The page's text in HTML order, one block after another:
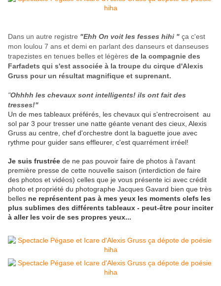
Dans un autre registre "Ehh On voit les fesses hihi " ça c'est
mon loulou 7 ans et demi en parlant des danseurs et danseuses
trapezistes en tenues belles et légères de la compagnie des
Farfadets qui s'est associée à la troupe du cirque d'Alexis
Gruss pour un résultat magnifique et suprenant.
"Ohhhh les chevaux sont intelligents! ils ont fait des
tresses!"
Un de mes tableaux préférés, les chevaux qui s'entrecroisent au
sol par 3 pour tresser une natte géante venant des cieux, Alexis
Gruss au centre, chef d'orchestre dont la baguette joue avec
rythme pour guider sans effleurer, c'est quarrément irréel!
Je suis frustrée de ne pas pouvoir faire de photos à l'avant
première presse de cette nouvelle saison (interdiction de faire
des photos et vidéos) celles que je vous présente ici avec crédit
photo et propriété du photographe Jacques Gavard bien que très
belles ne représentent pas à mes yeux les moments clefs les
plus sublimes des différents tableaux - peut-être pour inciter
à aller les voir de ses propres yeux...